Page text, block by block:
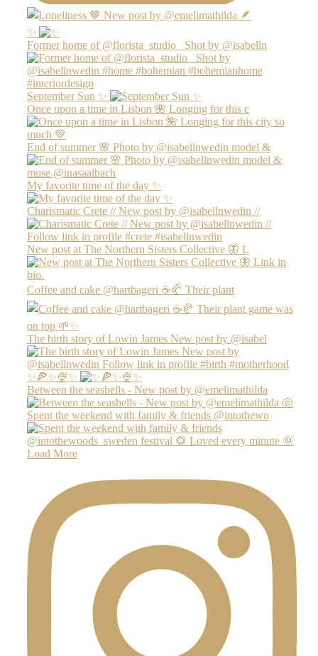
✨
Former home of @florista_studio_ Shot by @isabelln
September Sun ✨
Once upon a time in Lisbon 🌺 Longing for this c
End of summer 🌸 Photo by @isabellnwedin model &
My favorite time of the day ✨
Charismatic Crete // New post by @isabellnwedin //
New post at The Northern Sisters Collective 🦋 L
Coffee and cake @hartbageri ☕️🥐 Their plant
The birth story of Lowin James New post by @isabel
✨🍕✨🍨✨
Between the seashells - New post by @emelimathilda
Spent the weekend with family & friends @intothewo
Load More